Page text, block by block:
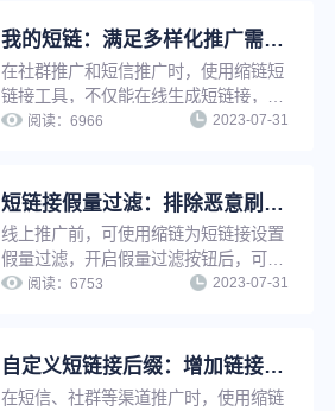
生成短链接，省时省力，并节省推广资
源。
我的短链：满足多样化推广需求，实现短链接在线管理，方便快捷
在社群推广和短信推广时，使用缩链短
链接工具，不仅能在线生成短链接，还
能给短链接设置有效期、设置访问密
实现推广短链在线管理，提升工作效
率。
阅读：6966 2023-07-31
短链接假量过滤：排除恶意刷量，让推广数据更真实
线上推广前，可使用缩链为短链接设置
假量过滤，开启假量过滤按钮后，可以
有效排除恶意点击、机器人刷量等虚假
阅读：6753 2023-07-31
自定义短链接后缀：增加链接辨识度与可信度，提升推广转化
在短信、社群等渠道推广时，使用缩链